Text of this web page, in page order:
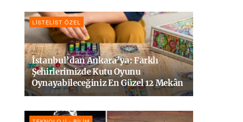
LISTELIST ÖZEL
İstanbul’dan Ankara’ya: Farklı
Şehirlerimizde Kutu Oyunu
Oynayabileceğiniz En Güzel 12 Mekân